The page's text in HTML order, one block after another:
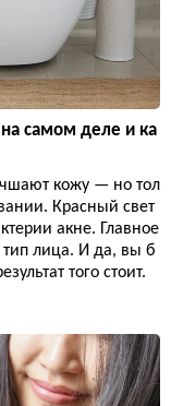
самом деле и ка
кожу — но тол
Красный свет
акне. Главное
лица. И да, вы б
того стоит.